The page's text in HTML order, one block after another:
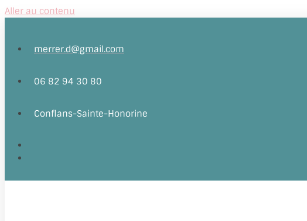
Aller au contenu
merrer.d@gmail.com
06 82 94 30 80
Conflans-Sainte-Honorine